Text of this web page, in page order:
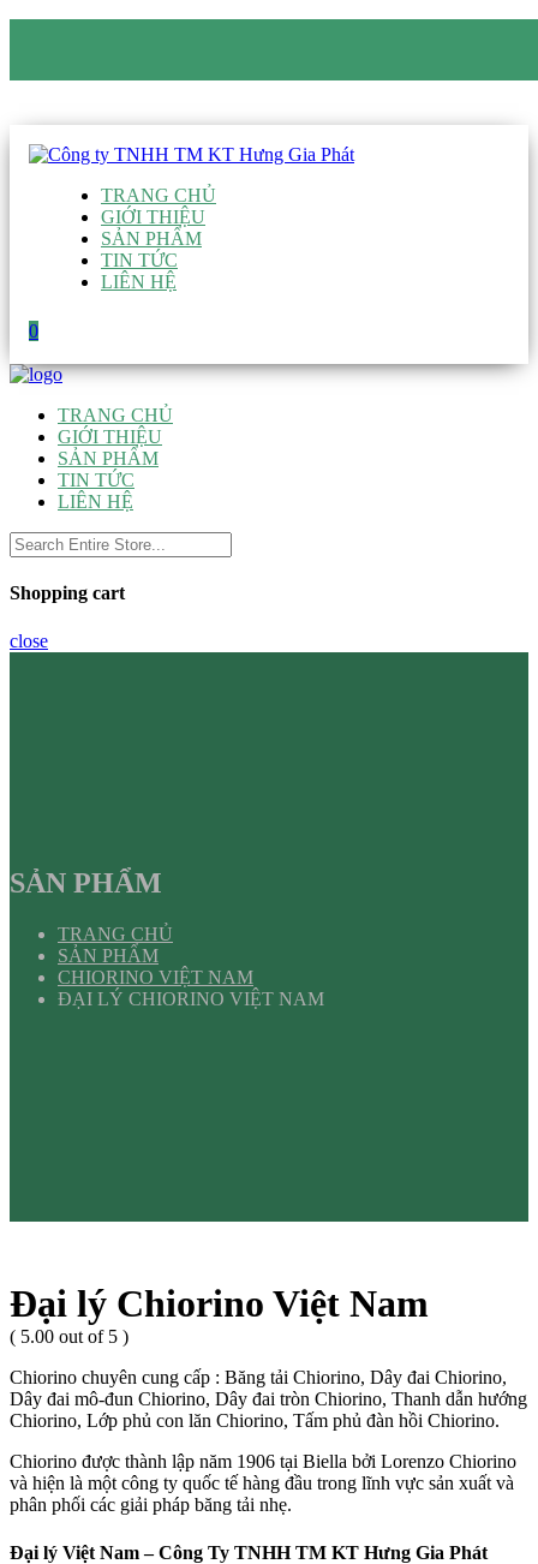
TRANG CHỦ
GIỚI THIỆU
SẢN PHẨM
TIN TỨC
LIÊN HỆ
0
TRANG CHỦ
GIỚI THIỆU
SẢN PHẨM
TIN TỨC
LIÊN HỆ
Shopping cart
close
SẢN PHẨM
TRANG CHỦ
SẢN PHẨM
CHIORINO VIỆT NAM
ĐẠI LÝ CHIORINO VIỆT NAM
Đại lý Chiorino Việt Nam
( 5.00 out of 5 )
Chiorino chuyên cung cấp : Băng tải Chiorino, Dây đai Chiorino,
Dây đai mô-đun Chiorino, Dây đai tròn Chiorino, Thanh dẫn hướng
Chiorino, Lớp phủ con lăn Chiorino, Tấm phủ đàn hồi Chiorino.
Chiorino được thành lập năm 1906 tại Biella bởi Lorenzo Chiorino
và hiện là một công ty quốc tế hàng đầu trong lĩnh vực sản xuất và
phân phối các giải pháp băng tải nhẹ.
Đại lý Việt Nam – Công Ty TNHH TM KT Hưng Gia Phát